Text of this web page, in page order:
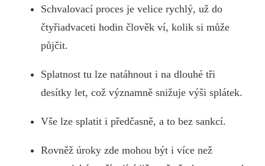
Schvalovací proces je velice rychlý, už do
čtyřiadvaceti hodin člověk ví, kolik si může
půjčit.
Splatnost tu lze natáhnout i na dlouhé tři
desítky let, což významně snižuje výši splátek.
Vše lze splatit i předčasně, a to bez sankcí.
Rovněž úroky zde mohou být i více než